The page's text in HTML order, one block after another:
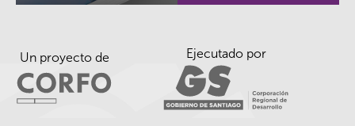
Un proyecto de Ejecutado por